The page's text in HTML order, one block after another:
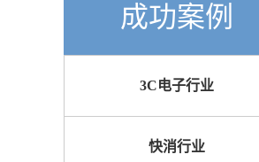
成功案例
3C电子行业
快消行业